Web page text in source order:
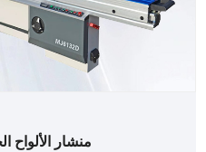
منشار الألواح